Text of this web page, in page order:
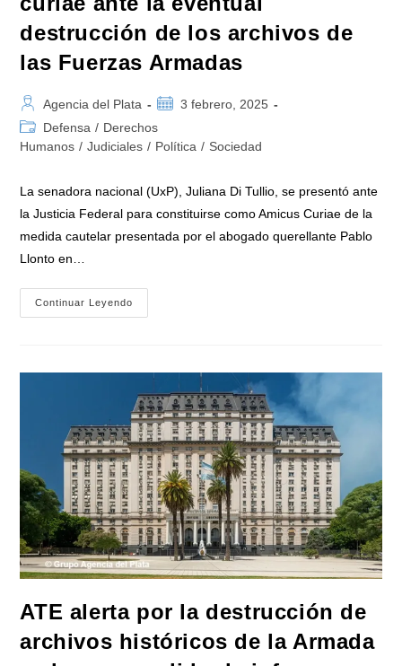
destrucción de los archivos de
las Fuerzas Armadas
Autor
de
la
Agencia del Plata
Publicación
de
la
3 febrero, 2025
Categoría
de
entrada:
Defensa / Derechos
Humanos / Judiciales / Política / Sociedad
La senadora nacional (UxP), Juliana Di Tullio, se presentó ante
la Justicia Federal para constituirse como Amicus Curiae de la
medida cautelar presentada por el abogado querellante Pablo
Llonto en…
Continuar Leyendo
Tullio
Justicia
Federal
Como
Amicus
Curiae
Ante
La
Eventual
Destrucción
De
Los
Archivos
De
Las
Fuerzas
Armadas
ATE alerta por la destrucción de
archivos históricos de la Armada